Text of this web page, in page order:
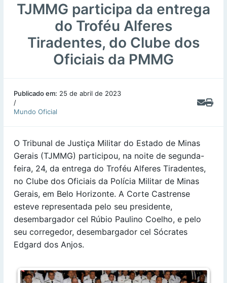
TJMMG participa da entrega
do Troféu Alferes
Tiradentes, do Clube dos
Oficiais da PMMG
Publicado em: 25 de abril de 2023
/
Mundo Oficial
O Tribunal de Justiça Militar do Estado de Minas
Gerais (TJMMG) participou, na noite de segunda-
feira, 24, da entrega do Troféu Alferes Tiradentes,
no Clube dos Oficiais da Polícia Militar de Minas
Gerais, em Belo Horizonte. A Corte Castrense
esteve representada pelo seu presidente,
desembargador cel Rúbio Paulino Coelho, e pelo
seu corregedor, desembargador cel Sócrates
Edgard dos Anjos.